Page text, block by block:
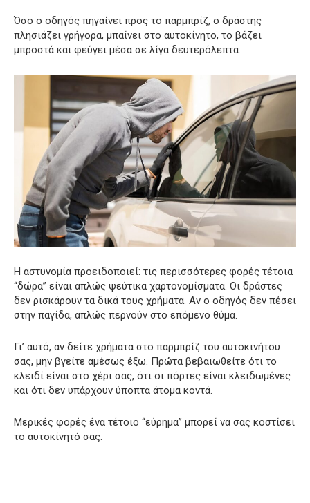
Όσο ο οδηγός πηγαίνει προς το παρμπρίζ, ο δράστης
πλησιάζει γρήγορα, μπαίνει στο αυτοκίνητο, το βάζει
μπροστά και φεύγει μέσα σε λίγα δευτερόλεπτα.
Η αστυνομία προειδοποιεί: τις περισσότερες φορές τέτοια
“δώρα” είναι απλώς ψεύτικα χαρτονομίσματα. Οι δράστες
δεν ρισκάρουν τα δικά τους χρήματα. Αν ο οδηγός δεν πέσει
στην παγίδα, απλώς περνούν στο επόμενο θύμα.
Γι’ αυτό, αν δείτε χρήματα στο παρμπρίζ του αυτοκινήτου
σας, μην βγείτε αμέσως έξω. Πρώτα βεβαιωθείτε ότι το
κλειδί είναι στο χέρι σας, ότι οι πόρτες είναι κλειδωμένες
και ότι δεν υπάρχουν ύποπτα άτομα κοντά.
Μερικές φορές ένα τέτοιο “εύρημα” μπορεί να σας κοστίσει
το αυτοκίνητό σας.